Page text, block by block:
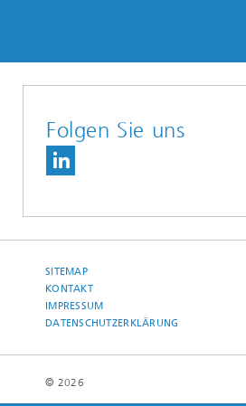
Folgen Sie uns
SITEMAP
KONTAKT
IMPRESSUM
DATENSCHUTZERKLÄRUNG
© 2026